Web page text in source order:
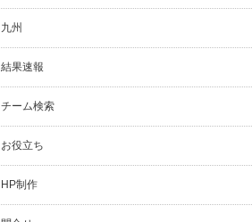
九州
結果速報
チーム検索
お役立ち
HP制作